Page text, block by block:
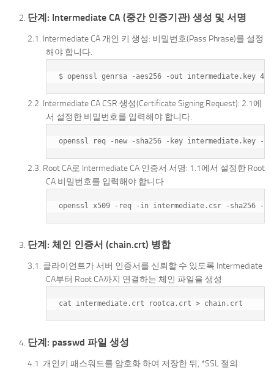
단계: Intermediate CA (중간 인증기관) 생성 및 서명
Intermediate CA 개인 키 생성: 비밀번호(Pass Phrase)를 설정
해야 합니다.
Intermediate CA CSR 생성(Certificate Signing Request): 2.1에
서 설정한 비밀번호를 입력해야 합니다.
Root CA로 Intermediate CA 인증서 서명: 1.1에서 설정한 Root
CA 비밀번호를 입력해야 합니다.
단계: 체인 인증서 (chain.crt) 병합
클라이언트가 서버 인증서를 신뢰할 수 있도록 Intermediate
CA부터 Root CA까지 연결하는 체인 파일을 생성
단계: passwd 파일 생성
개인키 패스워드를 암호화 하여 저장한 뒤, *SSL 절의